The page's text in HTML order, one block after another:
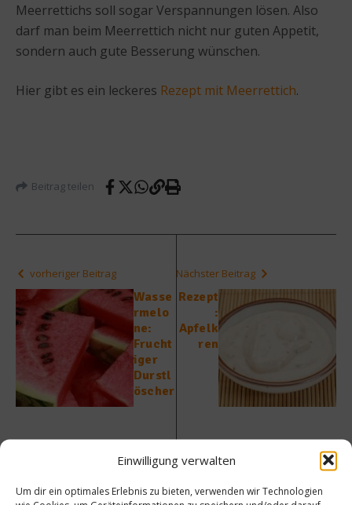
Einwilligung verwalten
Um dir ein optimales Erlebnis zu bieten, verwenden wir Technologien
Meerrettichs soll sogar Verspannungen lösen. Also
darf man beim Meerrettich nicht nur guten Appetit,
sondern auch gute Besserung wünschen.
Hier gibt es ein leckeres Rezept mit Meerrettich.
Beitrag teilen
vorheriger Beitrag
Wasse
rmelo
ne:
Frucht
iger
Durstl
öscher
Nächster Beitrag
Rezept
:
Apfelk
ren